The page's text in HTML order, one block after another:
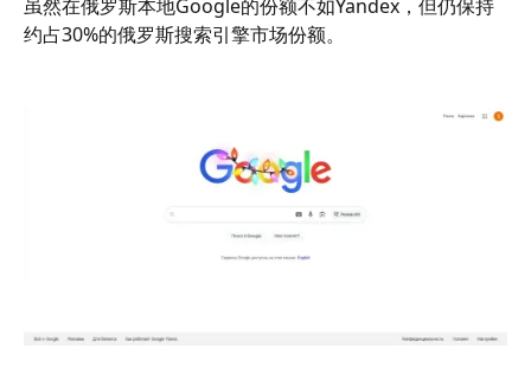
虽然在俄罗斯本地Google的份额不如Yandex，但仍保持
约占30%的俄罗斯搜索引擎市场份额。